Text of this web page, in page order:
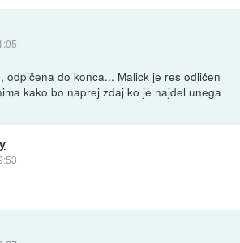
odpičena do konca... Malick je res odličen
kako bo naprej zdaj ko je najdel unega